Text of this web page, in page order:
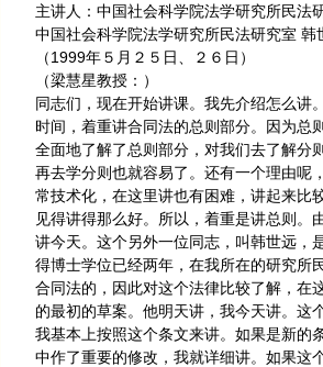
主讲人：中国社会科学院法学研究所民法
中国社会科学院法学研究所民法研究室 韩
（1999年５月２５日、２６日）
（梁慧星教授：）
同志们，现在开始讲课。我先介绍怎么讲
时间，着重讲合同法的总则部分。因为总
全面地了解了总则部分，对我们去了解分
再去学分则也就容易了。还有一个理由呢
常技术化，在这里讲也有困难，讲起来比
见得讲得那么好。所以，着重是讲总则。
讲今天。这个另外一位同志，叫韩世远，
得博士学位已经两年，在我所在的研究所
合同法的，因此对这个法律比较了解，在
的最初的草案。他明天讲，我今天讲。这
我基本上按照这个条文来讲。如果是新的
中作了重要的修改，我就详细讲。如果这